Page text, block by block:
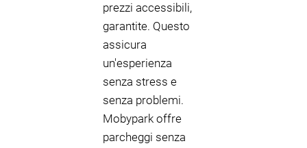
prezzi accessibili,
garantite. Questo
assicura
un'esperienza
senza stress e
senza problemi.
Mobypark offre
parcheggi senza